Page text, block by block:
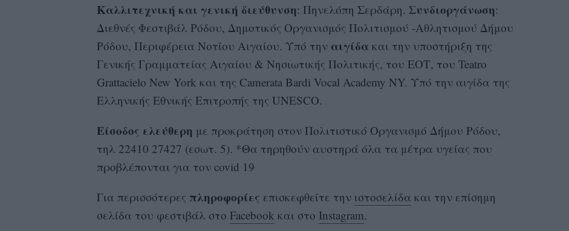
Καλλιτεχνική και γενική διεύθυνση: Πηνελόπη Σερδάρη. Συνδιοργάνωση:
Διεθνές Φεστιβάλ Ρόδου, Δημοτικός Οργανισμός Πολιτισμού -Αθλητισμού Δήμου
Ρόδου, Περιφέρεια Νοτίου Αιγαίου. Υπό την αιγίδακαι την υποστήριξη της
Γενικής Γραμματείας Αιγαίου & Νησιωτικής Πολιτικής, του ΕΟΤ, του Teatro
Grattacielo New York και της Camerata Bardi Vocal Academy NY. Υπό την αιγίδα της
Ελληνικής Εθνικής Επιτροπής της UNESCO.
Είσοδος ελεύθερη με προκράτηση στον Πολιτιστικό Οργανισμό Δήμου Ρόδου,
τηλ 22410 27427 (εσωτ. 5). *Θα τηρηθούν αυστηρά όλα τα μέτρα υγείας που
προβλέπονται για τον covid 19
Για περισσότερες πληροφορίες επισκεφθείτε την ιστοσελίδα και την επίσημη
σελίδα του φεστιβάλ στο Facebook και στο Instagram.